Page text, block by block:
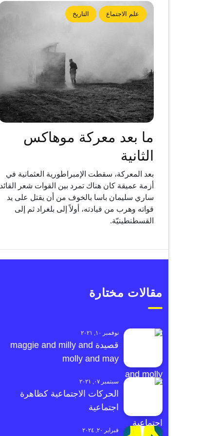
علم الاجتماع التاريخ
ما بعد معركة موهاكس
الثانية
بعد المعركة، سقطت الإمبراطورية العثمانية في
أزمة عميقة كان هناك تمرد بين القوات شعر القائد
ساري سليمان باسا بالخوف من أن يقتل على يد
قواته وهرب من قيادته، أولاً إلى بلغراد ثم إلى
القسطنطينيّة.
مقالات مختارة
نوفمبر ١٠, ٢٠٢١
قصيدة maggie and milly and
molly and may
سبتمبر ٠٧, ٢٠٢١
الحركات الاجتماعية كظاهرة
اجتماعية
فبراير ٢٠, ٢٠٢٤